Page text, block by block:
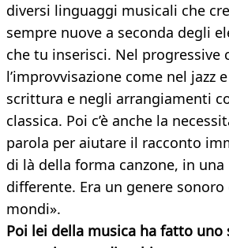
diversi linguaggi musicali che
sempre nuove a seconda degli
che tu inserisci. Nel progressive
l’improvvisazione come nel jazz
scrittura e negli arrangiamenti
classica. Poi c’è anche la
parola per aiutare il racconto
di là della forma canzone, in
differente. Era un genere sonoro
mondi».
Poi lei della musica ha fatto